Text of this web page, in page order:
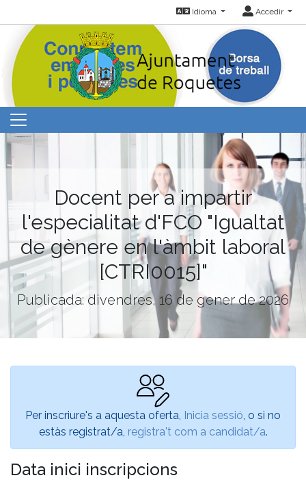
Idioma Accedir
Docent per a impartir
l'especialitat d'FCO "Igualtat
de gènere en l'àmbit laboral
[CTRI0015]"
Publicada: divendres, 16 de gener de 2026
Per inscriure's a aquesta oferta, Inicia sessió , o si no
estàs registrat/a, registra't com a candidat/a.
Data inici inscripcions